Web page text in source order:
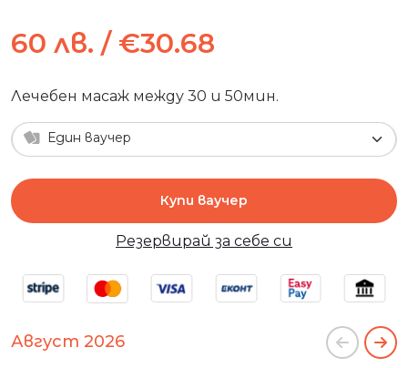
60 лв. / €30.68
Лечебен масаж между 30 и 50мин.
Един ваучер
Купи ваучер
Резервирай за себе си
Август 2026